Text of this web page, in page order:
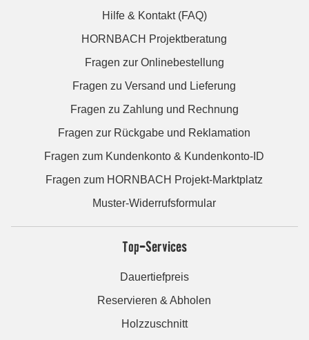
Hilfe & Kontakt (FAQ)
HORNBACH Projektberatung
Fragen zur Onlinebestellung
Fragen zu Versand und Lieferung
Fragen zu Zahlung und Rechnung
Fragen zur Rückgabe und Reklamation
Fragen zum Kundenkonto & Kundenkonto-ID
Fragen zum HORNBACH Projekt-Marktplatz
Muster-Widerrufsformular
Top-Services
Dauertiefpreis
Reservieren & Abholen
Holzzuschnitt